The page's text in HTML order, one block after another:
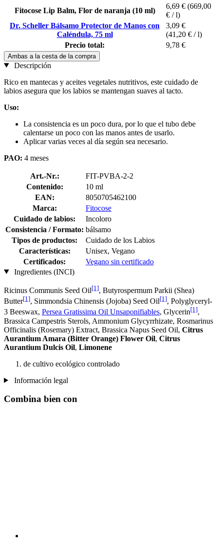
Fitocose Lip Balm, Flor de naranja (10 ml)
6,69 € (669,00
€ / l)
Dr. Scheller Bálsamo Protector de Manos con
Caléndula, 75 ml
3,09 €
(41,20 € / l)
Precio total:
9,78 €
Ambas a la cesta de la compra
Descripción
Rico en mantecas y aceites vegetales nutritivos, este cuidado de
labios asegura que los labios se mantengan suaves al tacto.
Uso:
La consistencia es un poco dura, por lo que el tubo debe
calentarse un poco con las manos antes de usarlo.
Aplicar varias veces al día según sea necesario.
PAO: 4 meses
Art.-Nr.:
FIT-PVBA-2-2
Contenido:
10 ml
EAN:
8050705462100
Marca:
Fitocose
Cuidado de labios:
Incoloro
Consistencia / Formato: bálsamo
Tipos de productos:
Cuidado de los Labios
Características:
Unisex, Vegano
Certificados:
Vegano sin certificado
Ingredientes (INCI)
Ricinus Communis Seed Oil[1], Butyrospermum Parkii (Shea)
Butter[1], Simmondsia Chinensis (Jojoba) Seed Oil[1], Polyglyceryl-
3 Beeswax, Persea Gratissima Oil Unsaponifiables, Glycerin[1],
Brassica Campestris Sterols, Ammonium Glycyrrhizate, Rosmarinus
Officinalis (Rosemary) Extract, Brassica Napus Seed Oil, Citrus
Aurantium Amara (Bitter Orange) Flower Oil, Citrus
Aurantium Dulcis Oil, Limonene
de cultivo ecológico controlado
Información legal
Combina bien con